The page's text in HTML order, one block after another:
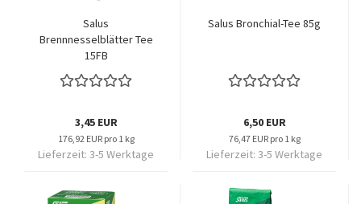
Salus
Brennnesselblätter Tee
15FB
3,45 EUR
176,92 EUR pro 1 kg
Lieferzeit: 3-5 Werktage
Salus Bronchial-Tee 85g
6,50 EUR
76,47 EUR pro 1 kg
Lieferzeit: 3-5 Werktage